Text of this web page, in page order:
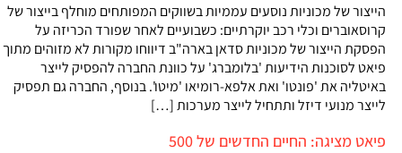
הייצור של מכוניות נוסעים עממיות בשווקים המפותחים מוחלף בייצור של
קרוסאוברים וכלי רכב יוקרתיים: כשבועיים לאחר שפורד הכריזה על
הפסקת הייצור של מכוניות סדאן בארה"ב דיווחו מקורות לא מזוהים מתוך
פיאט לסוכנות הידיעות 'בלומברג' על כוונת החברה להפסיק לייצר
באיטליה את 'פונטו' ואת אלפא-רומיאו 'מיטו'. בנוסף, החברה גם תפסיק
לייצר מנועי דיזל ותתחיל לייצר מערכות […]
פיאט מציגה: החיים החדשים של 500